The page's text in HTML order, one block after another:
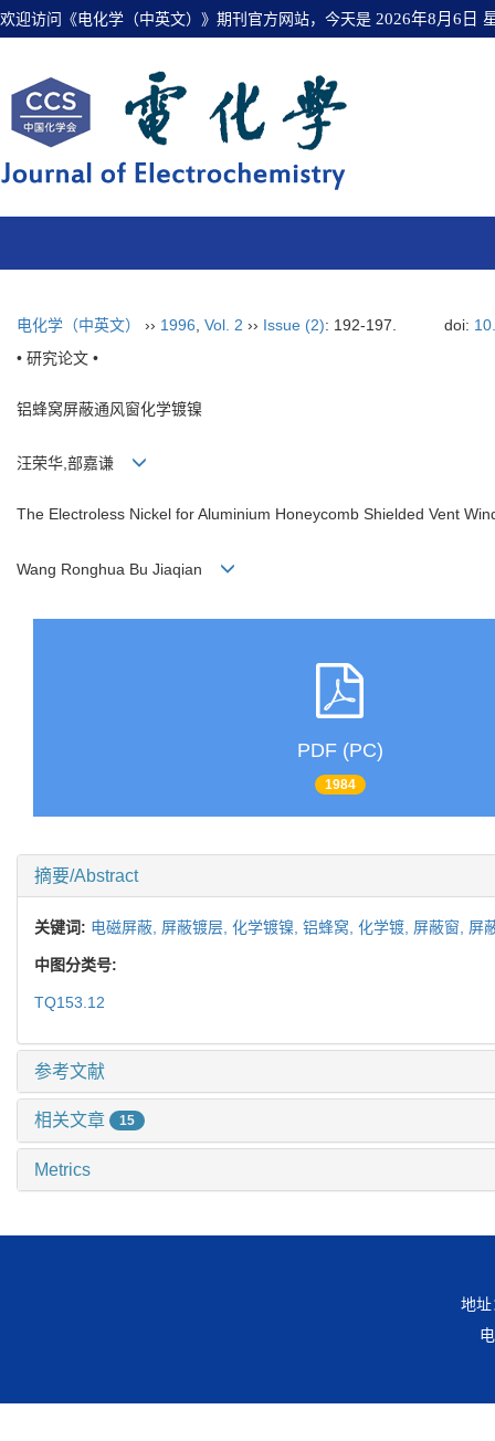
欢迎访问《电化学（中英文）》期刊官方网站，今天是 2026年8月6日
电化学（中英文） ›› 1996 Vol. 2 ›› Issue (2): 192-197. doi:
• 研究论文 •
铝蜂窝屏蔽通风窗化学镀镍
汪荣华,部嘉谦
The Electroless Nickel for Aluminium Honeycomb Shielded Vent
Wang Ronghua Bu Jiaqian
PDF (PC)
1984
摘要/Abstract
关键词: 电磁屏蔽, 屏蔽镀层, 化学镀镍, 铝蜂窝, 化学镀, 屏蔽窗, 屏
中图分类号:
TQ153.12
参考文献
相关文章 15
Metrics
地